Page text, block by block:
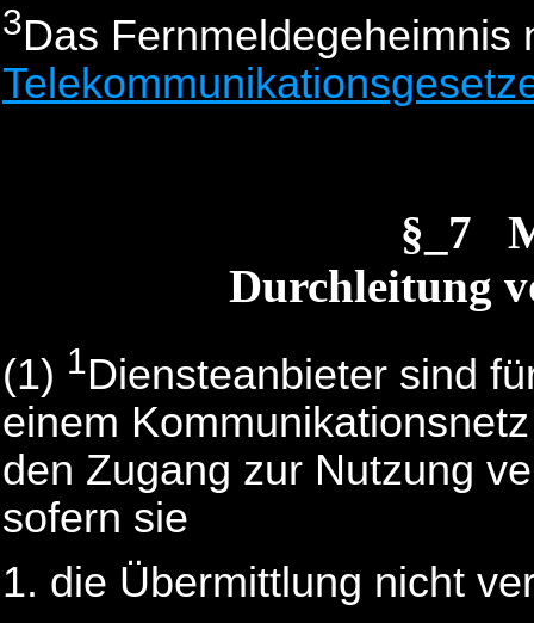
3Das Fernmeldegeheimnis
§_7
Durchleitung
(1) 1Diensteanbieter sind
einem
den Zugang zur Nutzung
sofern sie
die Übermittlung nicht